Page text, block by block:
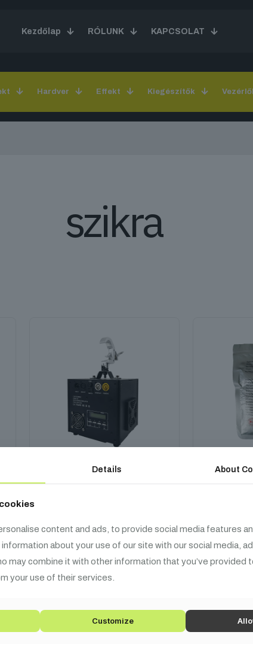
Kezdőlap RÓLUNK KAPCSOLAT
Hardver Effekt Kiegészítők
szikra
SHEHDS Szikragép Upside Down
SHEHDS Szikragép Upside
Down az esküvők,
szórakozóhelyek és
különleges események
Működésével a varázslatos
hangulat garantált.
SHEHDS
grammos
Details About
content and ads, to provide social media features
information about your use of our site with our social media,
may combine it with other information that you’ve provided
your use of their services.
Customize